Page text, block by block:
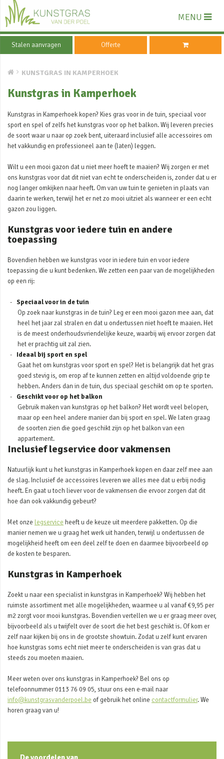
MENU
Stalen aanvragen Offerte
KUNSTGRAS IN KAMPERHOEK
Kunstgras in Kamperhoek
Kunstgras in Kamperhoek kopen? Kies gras voor in de tuin, speciaal voor
sport en spel of zelfs het kunstgras voor op het balkon. Wij leveren precies
de soort waar u naar op zoek bent, uiteraard inclusief alle accessoires om
het vakkundig en professioneel aan te (laten) leggen.
Wilt u een mooi gazon dat u niet meer hoeft te maaien? Wij zorgen er met
ons kunstgras voor dat dit niet van echt te onderscheiden is, zonder dat u er
nog langer omkijken naar heeft. Om van uw tuin te genieten in plaats van
daarin te werken, terwijl het er net zo mooi uitziet als wanneer er een echt
gazon zou liggen.
Kunstgras voor iedere tuin en andere
toepassing
Bovendien hebben we kunstgras voor in iedere tuin en voor iedere
toepassing die u kunt bedenken. We zetten een paar van de mogelijkheden
op een rij:
Speciaal voor in de tuin
Op zoek naar kunstgras in de tuin? Leg er een mooi gazon mee aan, dat
heel het jaar zal stralen en dat u ondertussen niet hoeft te maaien. Het
is de meest onderhoudsvriendelijke keuze, waarbij wij ervoor zorgen dat
het er prachtig uit zal zien.
Ideaal bij sport en spel
Gaat het om kunstgras voor sport en spel? Het is belangrijk dat het gras
goed stevig is, om erop af te kunnen zetten en altijd voldoende grip te
hebben. Anders dan in de tuin, dus speciaal geschikt om op te sporten.
Geschikt voor op het balkon
Gebruik maken van kunstgras op het balkon? Het wordt veel belopen,
maar op een heel andere manier dan bij sport en spel. We laten graag
de soorten zien die goed geschikt zijn op het balkon van een
appartement.
Inclusief legservice door vakmensen
Natuurlijk kunt u het kunstgras in Kamperhoek kopen en daar zelf mee aan
de slag. Inclusief de accessoires leveren we alles mee dat u erbij nodig
heeft. En gaat u toch liever voor de vakmensen die ervoor zorgen dat dit
hoe dan ook vakkundig gebeurt?
Met onze legservice heeft u de keuze uit meerdere pakketten. Op die
manier nemen we u graag het werk uit handen, terwijl u ondertussen de
mogelijkheid heeft om een deel zelf te doen en daarmee bijvoorbeeld op
de kosten te besparen.
Kunstgras in Kamperhoek
Zoekt u naar een specialist in kunstgras in Kamperhoek? Wij hebben het
ruimste assortiment met alle mogelijkheden, waarmee u al vanaf €9,95 per
m2 zorgt voor mooi kunstgras. Bovendien vertellen we u er graag meer over,
bijvoorbeeld als u twijfelt over de soort die het best geschikt is. Of kom er
zelf naar kijken bij ons in de grootste showtuin. Zodat u zelf kunt ervaren
hoe kunstgras soms echt niet meer te onderscheiden is van gras dat u
steeds zou moeten maaien.
Meer weten over ons kunstgras in Kamperhoek? Bel ons op
telefoonnummer 0113 76 09 05, stuur ons een e-mail naar
info@kunstgrasvanderpoel.be of gebruik het online contactformulier. We
horen graag van u!